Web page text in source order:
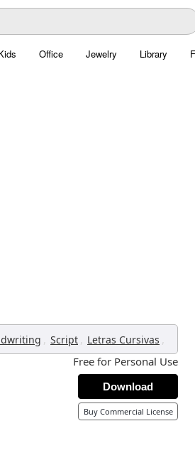
Office Jewelry Library
, Script , Letras Cursivas ,
Free for Personal Use
Download
Buy Commercial License